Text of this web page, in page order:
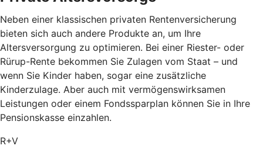
Neben einer klassischen privaten Rentenversicherung
bieten sich auch andere Produkte an, um Ihre
Altersversorgung zu optimieren. Bei einer Riester- oder
Rürup-Rente bekommen Sie Zulagen vom Staat – und
wenn Sie Kinder haben, sogar eine zusätzliche
Kinderzulage. Aber auch mit vermögenswirksamen
Leistungen oder einem Fondssparplan können Sie in Ihre
Pensionskasse einzahlen.
R+V